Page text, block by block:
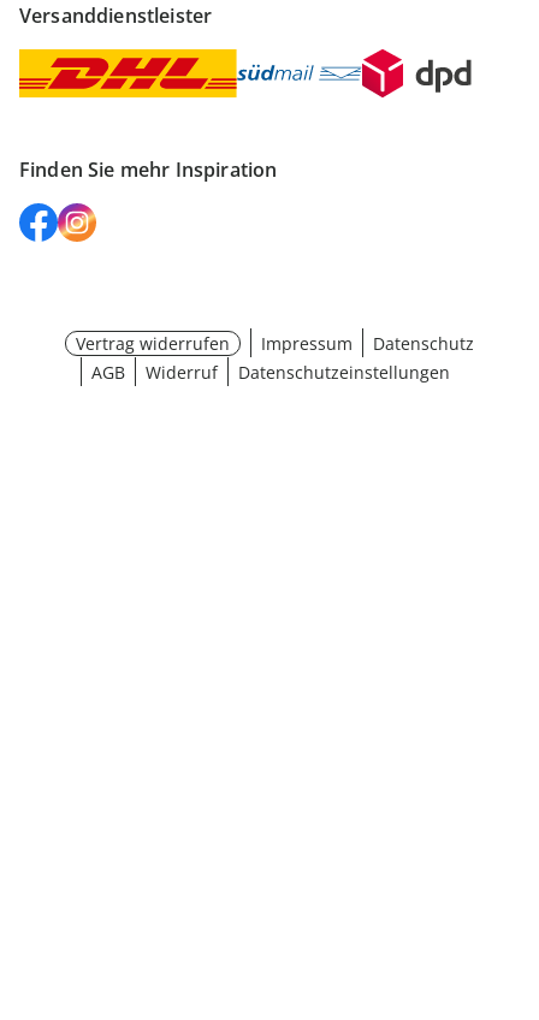
Versanddienstleister
Finden Sie mehr Inspiration
Vertrag widerrufen Impressum
Datenschutz
AGB
Widerruf Datenschutzeinstellungen